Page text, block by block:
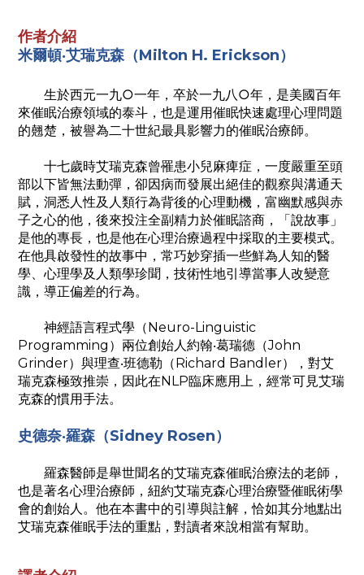
作者介紹
米爾頓‧艾瑞克森（Milton H. Erickson）
生於西元一九○一年，卒於一九八○年，是美國百年
來催眠治療領域的泰斗，也是運用催眠快速處理心理問題
的翹楚，被譽為二十世紀最具影響力的催眠治療師。
十七歲時艾瑞克森曾罹患小兒麻痺症，一度嚴重至頭
部以下皆無法動彈，卻因病而發展出絕佳的觀察與溝通天
賦，洞悉人性及人類行為背後的心理動機，富幽默感與赤
子之心的他，後來投注全副精力於催眠諮商，「說故事」
是他的專長，也是他在心理治療過程中採取的主要模式。
在他具啟發性的故事中，常巧妙穿插一些鮮為人知的醫
學、心理學及人類學珍聞，技術性地引導當事人改變意
識，導正偏差的行為。
神經語言程式學（Neuro-Linguistic
Programming）兩位創始人約翰‧葛瑞德（John
Grinder）與理查‧班德勒（Richard Bandler），對艾
瑞克森極致推崇，因此在NLP臨床應用上，經常可見艾瑞
克森的慣用手法。
史德奈‧羅森（Sidney Rosen）
羅森醫師是舉世聞名的艾瑞克森催眠治療法的老師，
也是著名心理治療師，紐約艾瑞克森心理治療暨催眠術學
會的創始人。他在本書中的引導與註解，恰如其分地點出
艾瑞克森催眠手法的重點，對讀者來說相當有幫助。